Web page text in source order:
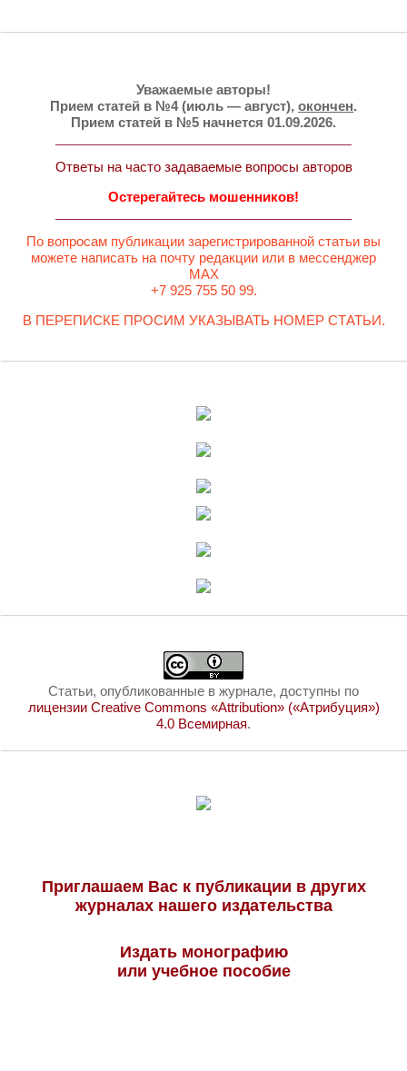
Уважаемые авторы!
Прием статей в №4 (июль — август), окончен.
Прием статей в №5 начнется 01.09.2026.
Ответы на часто задаваемые вопросы авторов
Остерегайтесь мошенников!
По вопросам публикации зарегистрированной статьи вы
можете написать на почту редакции или в мессенджер
MAX
+7 925 755 50 99.
В ПЕРЕПИСКЕ ПРОСИМ УКАЗЫВАТЬ НОМЕР СТАТЬИ.
Статьи, опубликованные в журнале, доступны по
лицензии Creative Commons «Attribution» («Атрибуция»)
4.0 Всемирная.
Приглашаем Вас к публикации в других
журналах нашего издательства
Издать монографию
или учебное пособие